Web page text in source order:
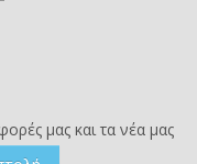
μας και τα νέα μας